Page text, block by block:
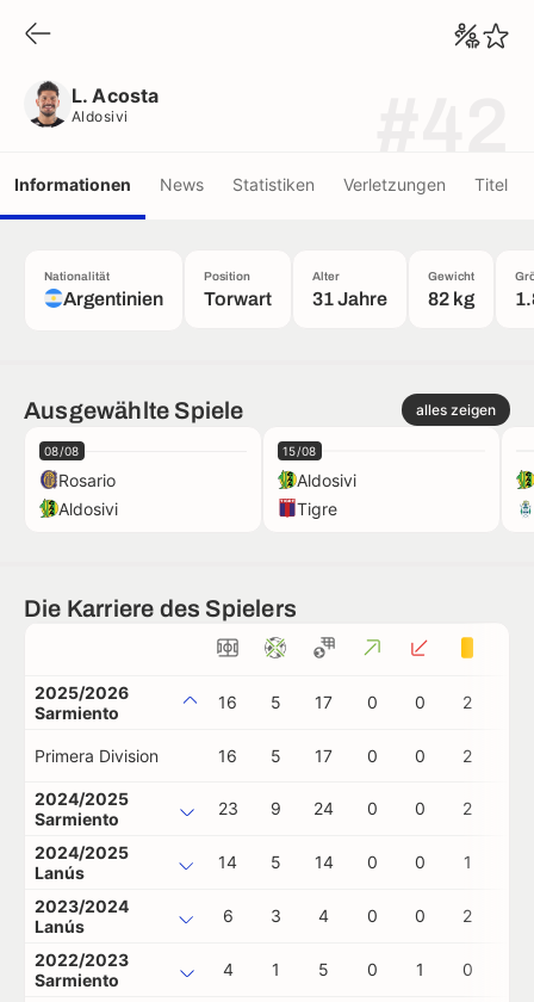
L. Acosta
Aldosivi
Informationen News Statistiken Verletzungen Titel
Nationalität
Argentinien
Position
Torwart
Alter
31 Jahre
Gewicht
82 kg
Ausgewählte Spiele alles zeigen
08/08
Rosario
Aldosivi
15/08
Aldosivi
Tigre
Die Karriere des Spielers
2025/2026
Sarmiento
16 5 17 0 0 2
Primera Division 16 5 17 0 0 2
2024/2025
Sarmiento
23 9 24 0 0 2
2024/2025
Lanús
14 5 14 0 0 1
2023/2024
Lanús
6 3 4 0 0 2
2022/2023
Sarmiento
4 1 5 0 1 0